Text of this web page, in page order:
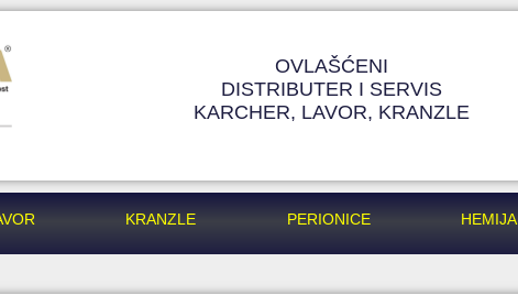
OVLAŠĆENI
DISTRIBUTER I SERVIS
KARCHER, LAVOR, KRANZLE
KRANZLE PERIONICE HEMIJA